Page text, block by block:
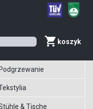
koszyk
Podgrzewanie
& Tische